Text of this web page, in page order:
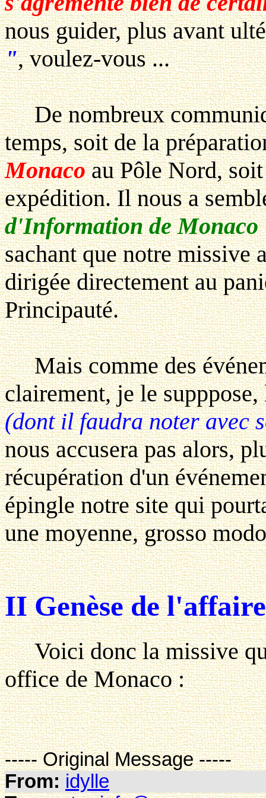
nous guider, plus avant
", voulez-vous ...
De nombreux
temps, soit de la
Monacoau Pôle Nord,
expédition. Il nous a
d'Information de Monaco
sachant que notre missive
dirigée directement au
Principauté.
Mais comme des
clairement, je le
(dont il faudra noter avec
nous accusera pas alors,
récupération d'un
épingle notre site qui
une moyenne, grosso
II Genèse de
Voici donc la missive
office de Monaco :
----- Original Message -----
From: idylle